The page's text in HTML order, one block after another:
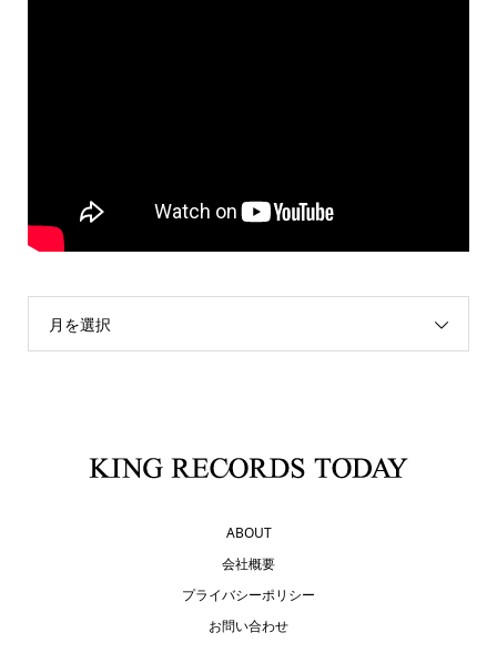
月を選択
ABOUT
会社概要
プライバシーポリシー
お問い合わせ